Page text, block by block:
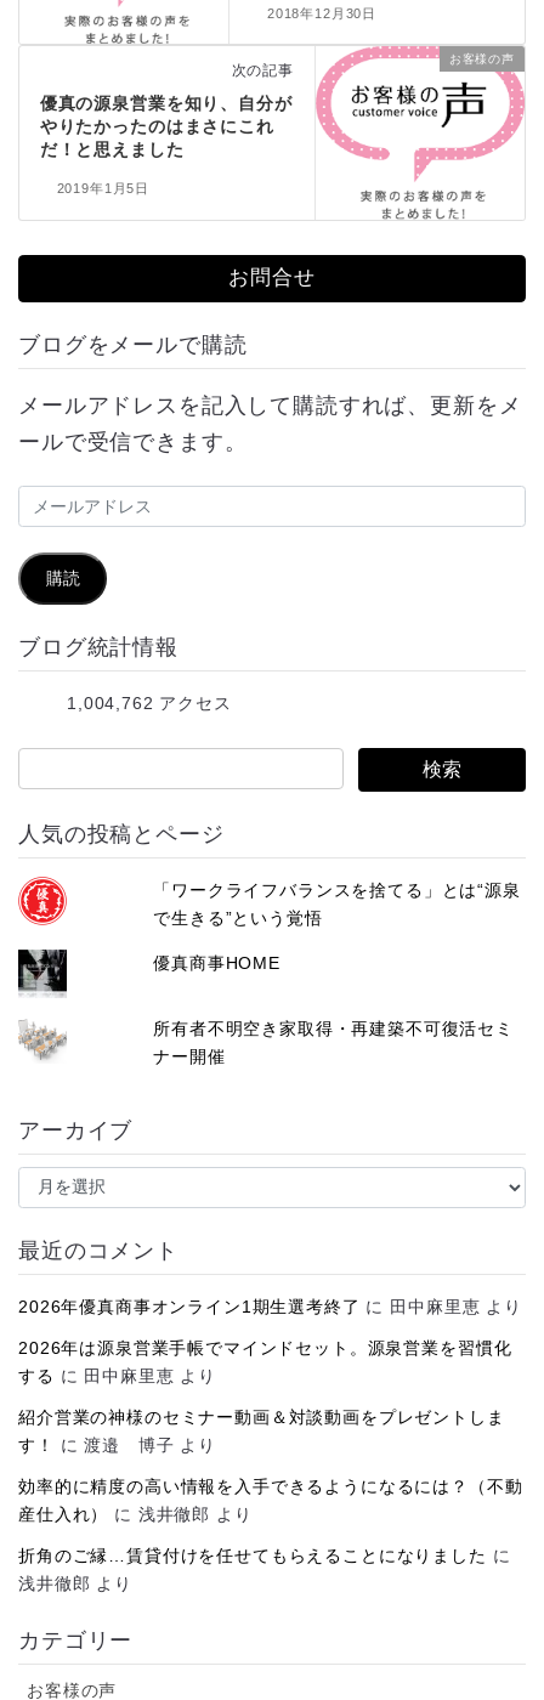
2018年12月30日
お客様の声
次の記事
優真の源泉営業を知り、自分が
やりたかったのはまさにこれ
だ！と思えました
2019年1月5日
お問合せ
ブログをメールで購読
メールアドレスを記入して購読すれば、更新をメ
ールで受信できます。
メ
ル
ア
ド
購読
ブログ統計情報
1,004,762 アクセス
人気の投稿とページ
「ワークライフバランスを捨てる」とは“源泉
で生きる”という覚悟
優真商事HOME
所有者不明空き家取得・再建築不可復活セミ
ナー開催
アーカイブ
ア
イ
ブ
最近のコメント
2026年優真商事オンライン1期生選考終了 に 田中麻里恵 より
2026年は源泉営業手帳でマインドセット。源泉営業を習慣化
する に 田中麻里恵 より
紹介営業の神様のセミナー動画＆対談動画をプレゼントしま
す！
に渡邉 博子 より
効率的に精度の高い情報を入手できるようになるには？（不動
産仕入れ）
に 浅井徹郎 より
折角のご縁…賃貸付けを任せてもらえることになりました に
浅井徹郎 より
カテゴリー
お客様の声